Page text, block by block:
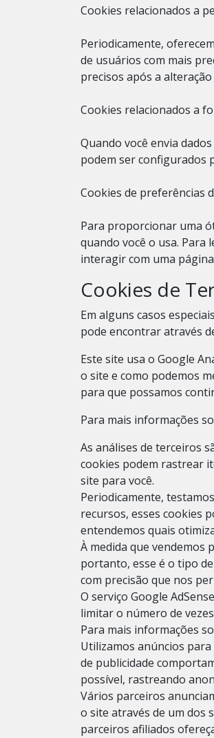
Cookies relacionados a
Periodicamente,
de usuários com mais
precisos após a
Cookies relacionados a
Quando você envia
podem ser configurados
Cookies de preferências
Para proporcionar uma
quando você o usa. Para
interagir com uma
Cookies de
Em alguns casos
pode encontrar através
Este site usa o Google
o site e como podemos
para que possamos
Para mais informações
As análises de terceiros
cookies podem rastrear
site para você.
Periodicamente,
recursos, esses cookies
entendemos quais
À medida que
portanto, esse é o tipo
com precisão que nos
O serviço Google
limitar o número de
Para mais informações
Utilizamos anúncios
de publicidade
possível, rastreando
Vários parceiros
o site através de um dos
parceiros afiliados